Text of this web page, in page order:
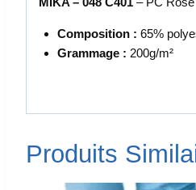
Composition : 65%
Grammage : 200g/m²
Produits